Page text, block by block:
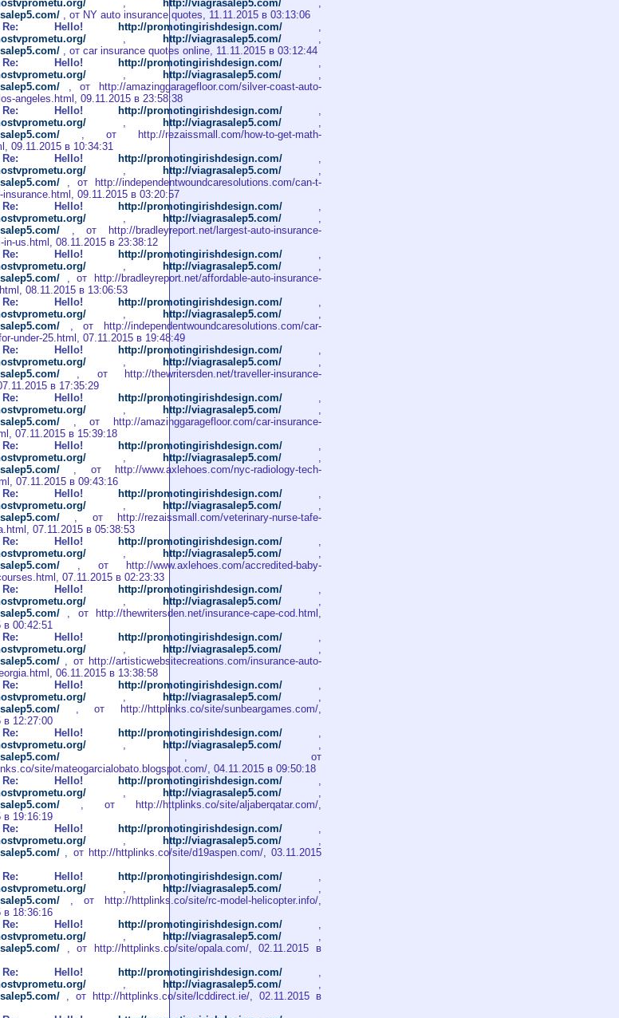
, http://viagrasalep5.com/ ,
, от NY auto insurance quotes, 11.11.2015 в 03:13:06
Hello!
http://promotingirishdesign.com/ ,
, http://viagrasalep5.com/ ,
, от car insurance quotes online, 11.11.2015 в 03:12:44
Hello!
http://promotingirishdesign.com/ ,
, http://viagrasalep5.com/ ,
, от http://amazinggaragefloor.com/silver-coast-auto-
angeles.html, 09.11.2015 в 23:58:38
Hello!
http://promotingirishdesign.com/ ,
, http://viagrasalep5.com/ ,
, от http://rezaissmall.com/how-to-get-math-
09.11.2015 в 10:34:31
Hello!
http://promotingirishdesign.com/ ,
, http://viagrasalep5.com/ ,
, от http://independentwoundcaresolutions.com/can-t-
insurance.html, 09.11.2015 в 03:20:57
Hello!
http://promotingirishdesign.com/ ,
, http://viagrasalep5.com/ ,
, от http://bradleyreport.net/largest-auto-insurance-
in-us.html, 08.11.2015 в 23:38:12
Hello!
http://promotingirishdesign.com/ ,
, http://viagrasalep5.com/ ,
, от http://bradleyreport.net/affordable-auto-insurance-
08.11.2015 в 13:06:53
Hello!
http://promotingirishdesign.com/ ,
, http://viagrasalep5.com/ ,
, от http://independentwoundcaresolutions.com/car-
under-25.html, 07.11.2015 в 19:48:49
Hello!
http://promotingirishdesign.com/ ,
, http://viagrasalep5.com/ ,
, от http://thewritersden.net/traveller-insurance-
в 17:35:29
Hello!
http://promotingirishdesign.com/ ,
, http://viagrasalep5.com/ ,
, от http://amazinggaragefloor.com/car-insurance-
07.11.2015 в 15:39:18
Hello!
http://promotingirishdesign.com/ ,
, http://viagrasalep5.com/ ,
, от http://www.axlehoes.com/nyc-radiology-tech-
07.11.2015 в 09:43:16
Hello!
http://promotingirishdesign.com/ ,
, http://viagrasalep5.com/ ,
, от http://rezaissmall.com/veterinary-nurse-tafe-
07.11.2015 в 05:38:53
Hello!
http://promotingirishdesign.com/ ,
, http://viagrasalep5.com/ ,
, от http://www.axlehoes.com/accredited-baby-
07.11.2015 в 02:23:33
Hello!
http://promotingirishdesign.com/ ,
, http://viagrasalep5.com/ ,
, от http://thewritersden.net/insurance-cape-cod.html,
в 00:42:51
Hello!
http://promotingirishdesign.com/ ,
, http://viagrasalep5.com/ ,
, от http://artisticwebsitecreations.com/insurance-auto-
06.11.2015 в 13:38:58
Hello!
http://promotingirishdesign.com/ ,
, http://viagrasalep5.com/ ,
, от http://httplinks.co/site/sunbeargames.com/,
в 12:27:00
Hello!
http://promotingirishdesign.com/ ,
, http://viagrasalep5.com/ ,
, от
site/mateogarcialobato.blogspot.com/, 04.11.2015 в 09:50:18
Hello!
http://promotingirishdesign.com/ ,
, http://viagrasalep5.com/ ,
, от http://httplinks.co/site/aljaberqatar.com/,
в 19:16:19
Hello!
http://promotingirishdesign.com/ ,
, http://viagrasalep5.com/ ,
, от http://httplinks.co/site/d19aspen.com/, 03.11.2015
Hello!
http://promotingirishdesign.com/ ,
, http://viagrasalep5.com/ ,
, от http://httplinks.co/site/rc-model-helicopter.info/,
в 18:36:16
Hello!
http://promotingirishdesign.com/ ,
, http://viagrasalep5.com/ ,
, от http://httplinks.co/site/opala.com/, 02.11.2015 в
Hello!
http://promotingirishdesign.com/ ,
, http://viagrasalep5.com/ ,
, от http://httplinks.co/site/lcddirect.ie/, 02.11.2015 в